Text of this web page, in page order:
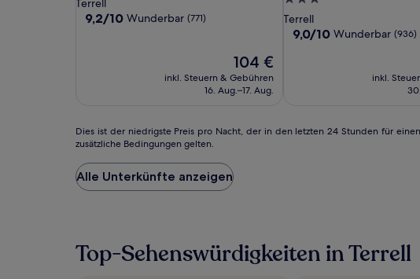
können
Terrell
Terrell
Unterkunft
Terrell
9.2
9,2/10 Wunderbar (771)
Der
Preis
beträgt
104 €
inkl. Steuern & Gebühren
16. Aug.–17. Aug.
&
Suites
Sterne-
Unterkunft
Terrell
9.0
9,0/10 Wunderbar (936)
inkl.
Dies
ist
der
niedrigste
Preis
in
den
Dies ist der niedrigste Preis pro Nacht, der in den letzten 24 Stunden für
zusätzliche Bedingungen gelten.
Alle Unterkünfte anzeigen
Top-Sehenswürdigkeiten in Terrell